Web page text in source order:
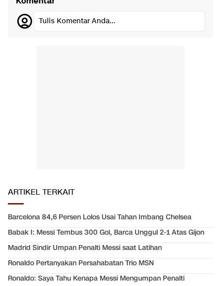
Tulis Komentar Anda...
ARTIKEL TERKAIT
Barcelona 84,6 Persen Lolos Usai Tahan Imbang Chelsea
Babak I: Messi Tembus 300 Gol, Barca Unggul 2-1 Atas Gijon
Madrid Sindir Umpan Penalti Messi saat Latihan
Ronaldo Pertanyakan Persahabatan Trio MSN
Ronaldo: Saya Tahu Kenapa Messi Mengumpan Penalti